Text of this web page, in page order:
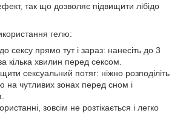
так що дозволяє підвищити лібідо
гелю:
сексу прямо тут і зараз: нанесіть до 3
кілька хвилин перед сексом.
сексуальний потяг: ніжно розподіліть
на чутливих зонах перед сном і
зовсім не розтікається і легко